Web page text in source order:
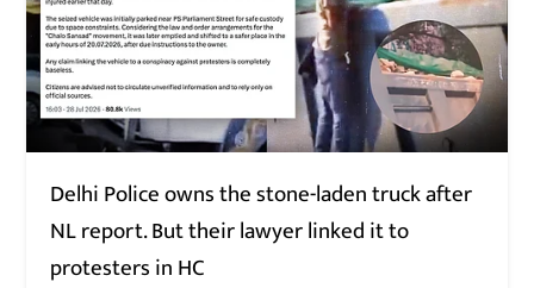
Delhi Police owns the stone-laden truck after
NL report. But their lawyer linked it to
protesters in HC